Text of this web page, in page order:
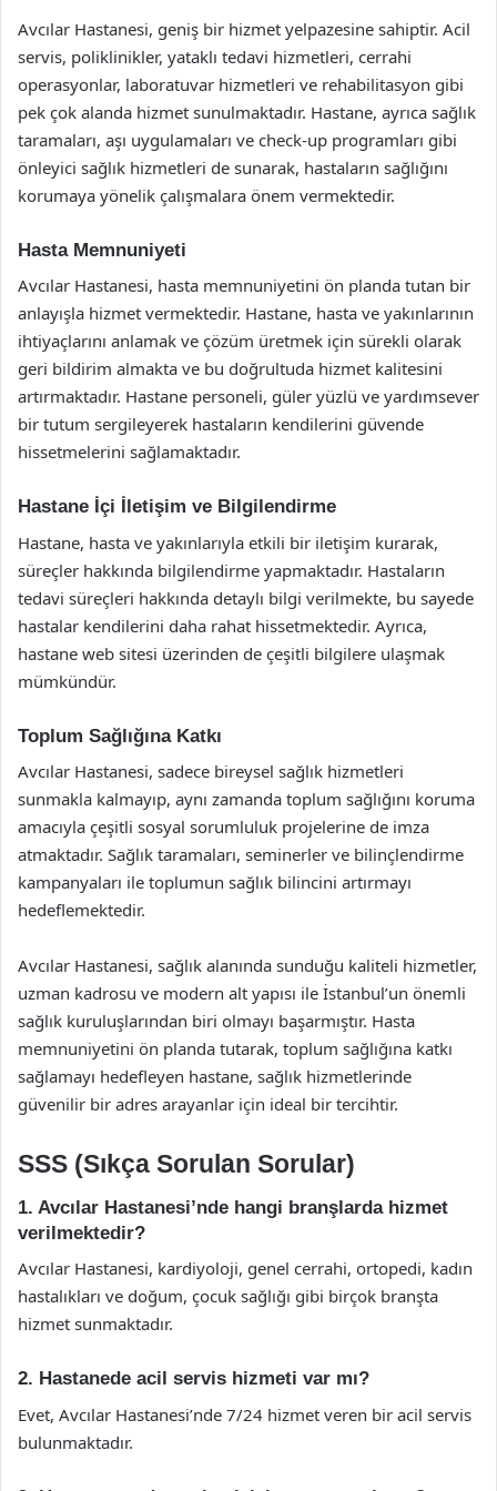
Avcılar Hastanesi, geniş bir hizmet yelpazesine sahiptir. Acil
servis, poliklinikler, yataklı tedavi hizmetleri, cerrahi
operasyonlar, laboratuvar hizmetleri ve rehabilitasyon gibi
pek çok alanda hizmet sunulmaktadır. Hastane, ayrıca sağlık
taramaları, aşı uygulamaları ve check-up programları gibi
önleyici sağlık hizmetleri de sunarak, hastaların sağlığını
korumaya yönelik çalışmalara önem vermektedir.
Hasta Memnuniyeti
Avcılar Hastanesi, hasta memnuniyetini ön planda tutan bir
anlayışla hizmet vermektedir. Hastane, hasta ve yakınlarının
ihtiyaçlarını anlamak ve çözüm üretmek için sürekli olarak
geri bildirim almakta ve bu doğrultuda hizmet kalitesini
artırmaktadır. Hastane personeli, güler yüzlü ve yardımsever
bir tutum sergileyerek hastaların kendilerini güvende
hissetmelerini sağlamaktadır.
Hastane İçi İletişim ve Bilgilendirme
Hastane, hasta ve yakınlarıyla etkili bir iletişim kurarak,
süreçler hakkında bilgilendirme yapmaktadır. Hastaların
tedavi süreçleri hakkında detaylı bilgi verilmekte, bu sayede
hastalar kendilerini daha rahat hissetmektedir. Ayrıca,
hastane web sitesi üzerinden de çeşitli bilgilere ulaşmak
mümkündür.
Toplum Sağlığına Katkı
Avcılar Hastanesi, sadece bireysel sağlık hizmetleri
sunmakla kalmayıp, aynı zamanda toplum sağlığını koruma
amacıyla çeşitli sosyal sorumluluk projelerine de imza
atmaktadır. Sağlık taramaları, seminerler ve bilinçlendirme
kampanyaları ile toplumun sağlık bilincini artırmayı
hedeflemektedir.
Avcılar Hastanesi, sağlık alanında sunduğu kaliteli hizmetler,
uzman kadrosu ve modern alt yapısı ile İstanbul’un önemli
sağlık kuruluşlarından biri olmayı başarmıştır. Hasta
memnuniyetini ön planda tutarak, toplum sağlığına katkı
sağlamayı hedefleyen hastane, sağlık hizmetlerinde
güvenilir bir adres arayanlar için ideal bir tercihtir.
SSS (Sıkça Sorulan Sorular)
1. Avcılar Hastanesi’nde hangi branşlarda hizmet
verilmektedir?
Avcılar Hastanesi, kardiyoloji, genel cerrahi, ortopedi, kadın
hastalıkları ve doğum, çocuk sağlığı gibi birçok branşta
hizmet sunmaktadır.
2. Hastanede acil servis hizmeti var mı?
Evet, Avcılar Hastanesi’nde 7/24 hizmet veren bir acil servis
bulunmaktadır.